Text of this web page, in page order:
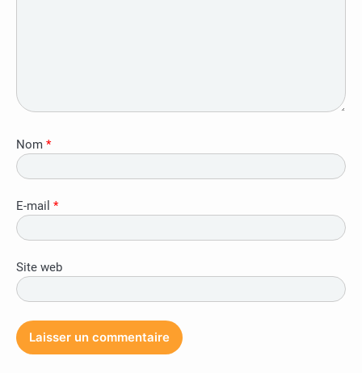
Nom *
E-mail *
Site web